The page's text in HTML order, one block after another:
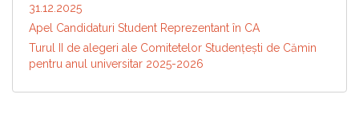
31.12.2025
Apel Candidaturi Student Reprezentant în CA
Turul II de alegeri ale Comitetelor Studențești de Cămin
pentru anul universitar 2025-2026